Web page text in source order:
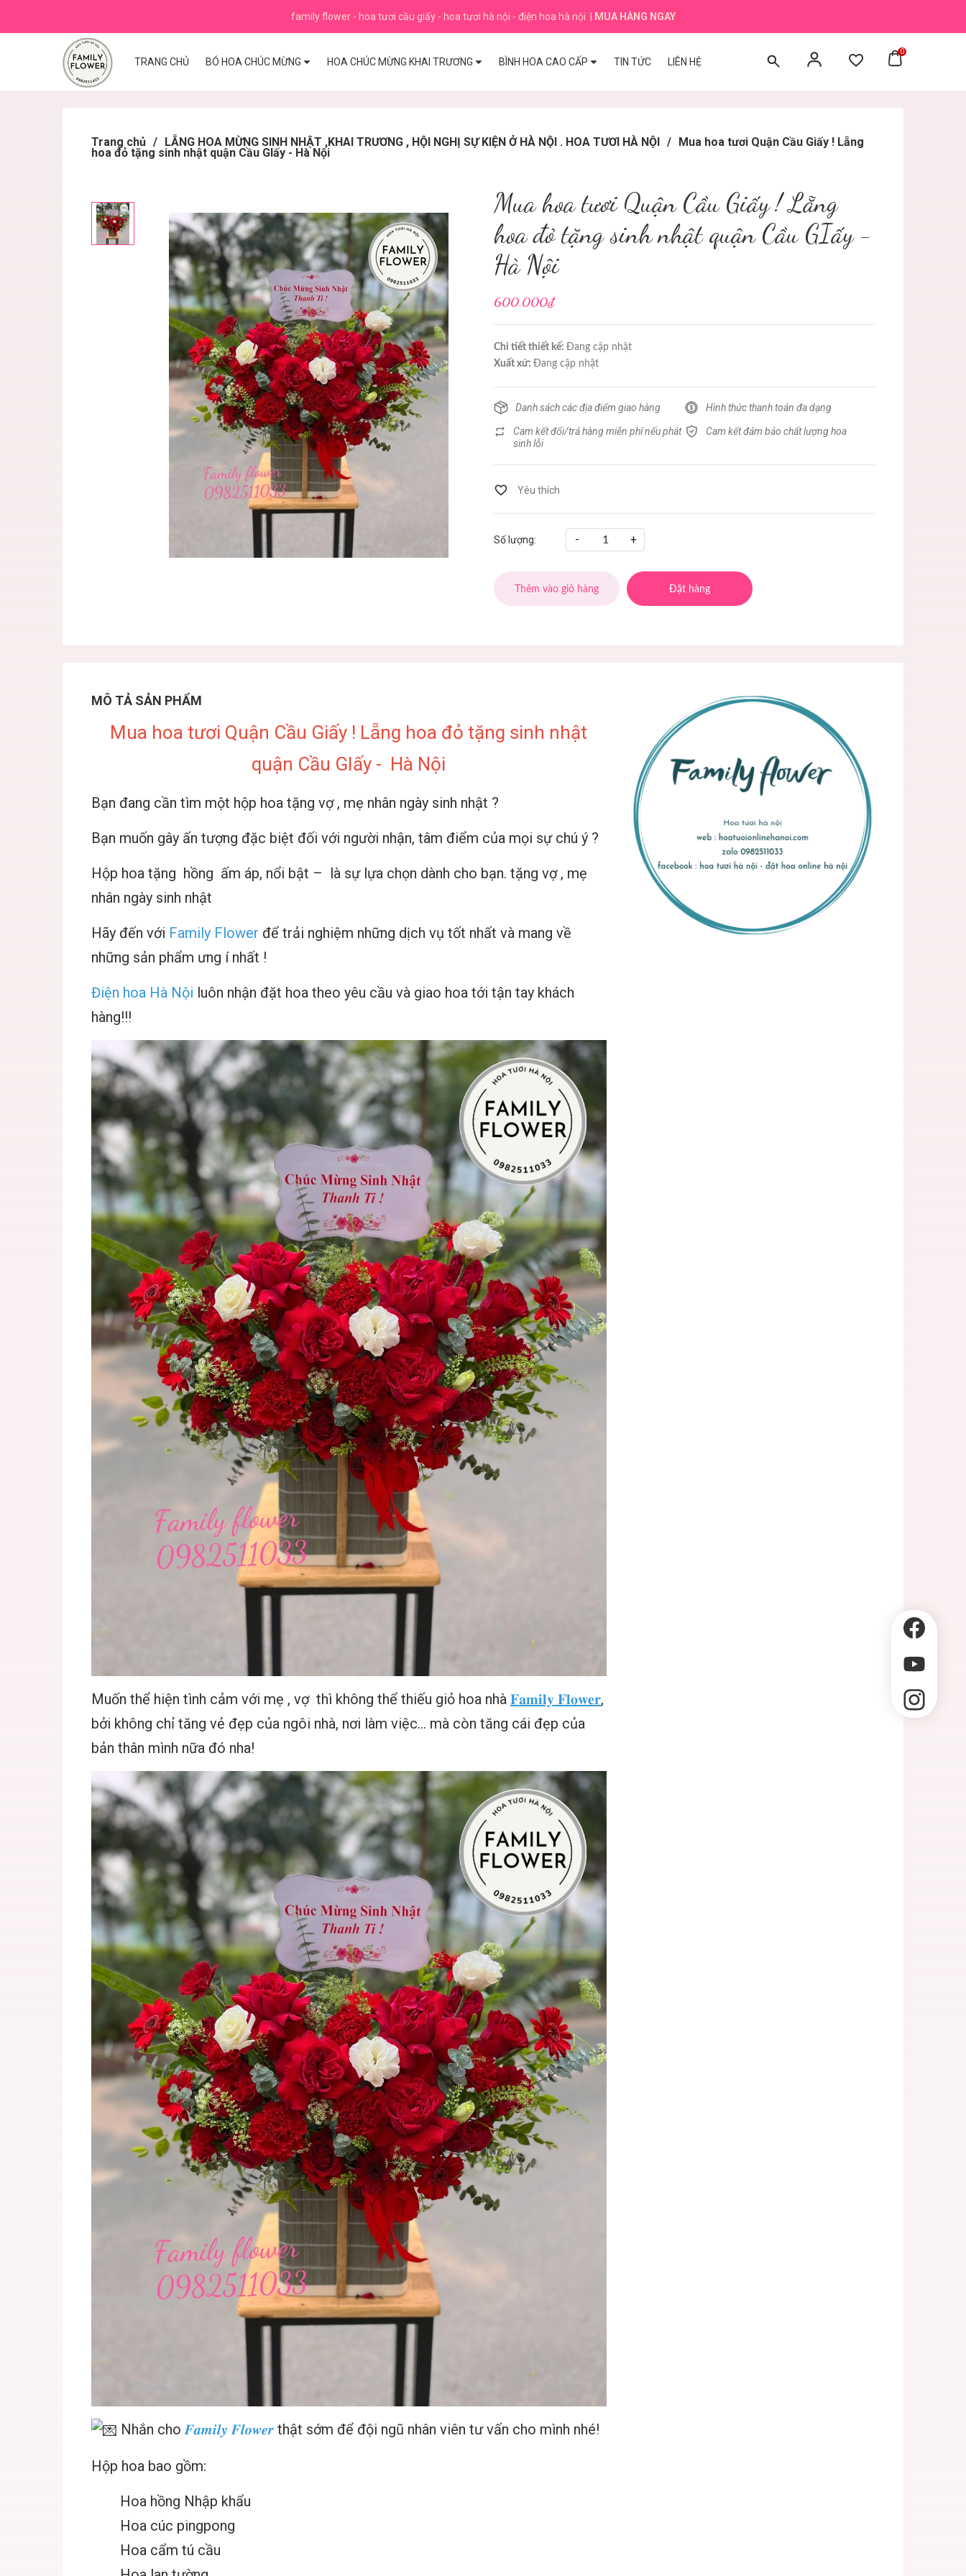
family flower - hoa tươi cầu giấy - hoa tươi hà nội - điện hoa hà nội MUA HÀNG NGAY
TRANG CHỦ BÓ HOA CHÚC MỪNG HOA CHÚC MỪNG KHAI TRƯƠNG BÌNH HOA CAO CẤP TIN TỨC LIÊN HỆ
0
Trang chủ / LẴNG HOA MỪNG SINH NHẬT ,KHAI TRƯƠNG , HỘI NGHỊ SỰ KIỆN Ở HÀ NỘI . HOA TƯƠI HÀ NỘI / Mua hoa tươi Quận Cầu Giấy ! Lẵng
hoa đỏ tặng sinh nhật quận Cầu GIấy - Hà Nội
Mua hoa tươi Quận Cầu Giấy ! Lẵng
hoa đỏ tặng sinh nhật quận Cầu GIấy -
Hà Nội
600.000₫
Chi tiết thiết kế: Đang cập nhật
Xuất xứ: Đang cập nhật
Danh sách các địa điểm giao hàng Hình thức thanh toán đa dạng
Cam kết đổi/trả hàng miễn phí nếu phát
sinh lỗi
Cam kết đảm bảo chất lượng hoa
Số lượng: - +
Thêm vào giỏ hàng Đặt hàng
MÔ TẢ SẢN PHẨM
Mua hoa tươi Quận Cầu Giấy ! Lẵng hoa đỏ tặng sinh nhật
quận Cầu GIấy - Hà Nội
Bạn đang cần tìm một hộp hoa tặng vợ , mẹ nhân ngày sinh nhật ?
Bạn muốn gây ấn tượng đặc biệt đối với người nhận, tâm điểm của mọi sự chú ý ?
Hộp hoa tặng hồng ấm áp, nổi bật – là sự lựa chọn dành cho bạn. tặng vợ , mẹ
nhân ngày sinh nhật
Hãy đến với Family Flower để trải nghiệm những dịch vụ tốt nhất và mang về
những sản phẩm ưng í nhất !
Điện hoa Hà Nội luôn nhận đặt hoa theo yêu cầu và giao hoa tới tận tay khách
hàng!!!
Muốn thể hiện tình cảm với mẹ , vợ thì không thể thiếu giỏ hoa nhà 𝐅𝐚𝐦𝐢𝐥𝐲 𝐅𝐥𝐨𝐰𝐞𝐫,
bởi không chỉ tăng vẻ đẹp của ngôi nhà, nơi làm việc... mà còn tăng cái đẹp của
bản thân mình nữa đó nha!
Nhắn cho𝑭𝒂𝒎𝒊𝒍𝒚 𝑭𝒍𝒐𝒘𝒆𝒓 thật sớm để đội ngũ nhân viên tư vấn cho mình nhé!
Hộp hoa bao gồm:
Hoa hồng Nhập khẩu
Hoa cúc pingpong
Hoa cẩm tú cầu